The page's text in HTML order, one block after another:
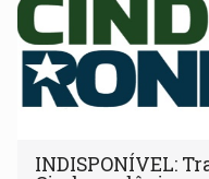
INDISPONÍVEL: